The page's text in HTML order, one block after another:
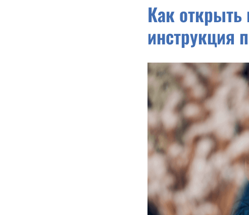
Как
инструкция